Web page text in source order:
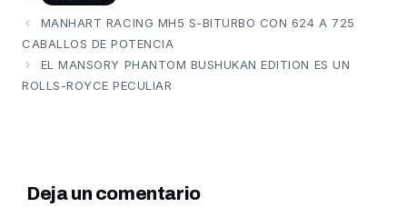
MANHART RACING MH5 S-BITURBO CON 624 A 725
CABALLOS DE POTENCIA
EL MANSORY PHANTOM BUSHUKAN EDITION ES UN
ROLLS-ROYCE PECULIAR
Deja un comentario